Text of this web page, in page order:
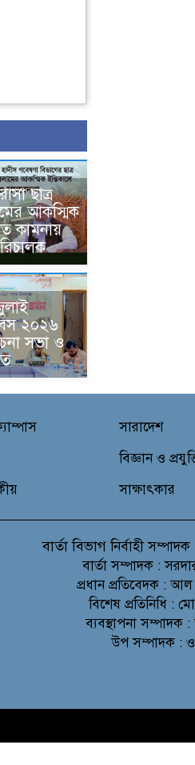
ছাত্র
আকস্মিক
কামনায়
২০২৬
সভা ও
সারাদেশ
বিজ্ঞান ও
সাক্ষাৎকার
বার্তা বিভাগনির্বাহী
বার্তা সম্পাদক :
প্রধান প্রতিবেদক :
বিশেষ প্রতিনিধি :
ব্যবস্থাপনা সম্পাদক
উপ সম্পাদক :